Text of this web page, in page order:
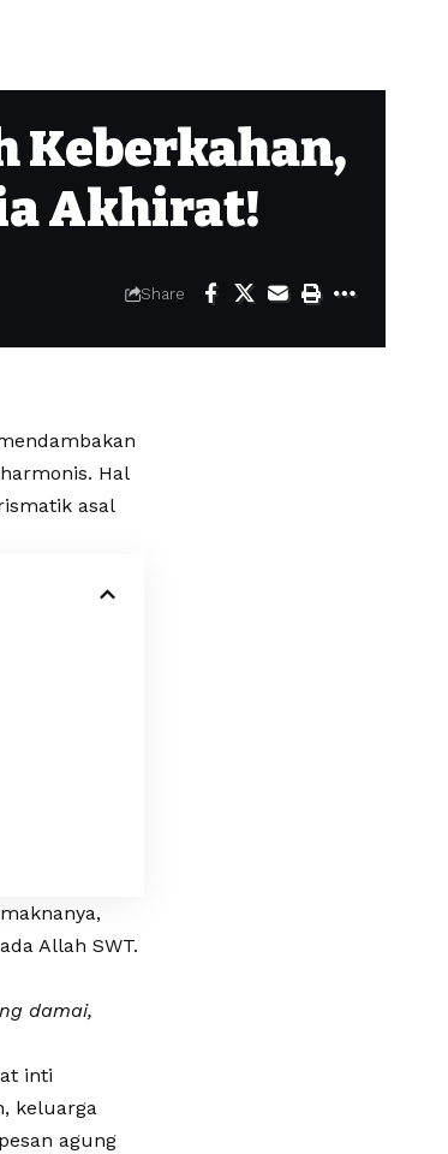
Keberkahan,
Akhirat!
Share
Hal
asal
Allah SWT.
damai,
inti
keluarga
agung